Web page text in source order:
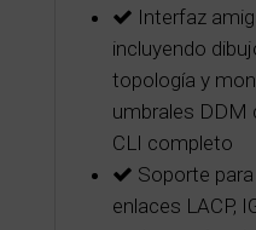
Interfaz
incluyendo
topología y
umbrales DDM
CLI completo
Soporte
enlaces LACP,